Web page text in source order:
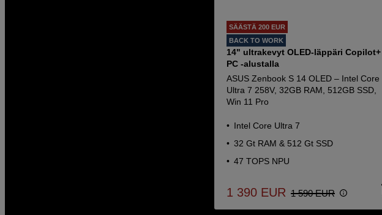
SÄÄSTÄ 200 EUR
BACK TO WORK
14" ultrakevyt OLED-läppäri Copilot+
PC -alustalla
ASUS Zenbook S 14 OLED – Intel Core
Ultra 7 258V, 32GB RAM, 512GB SSD,
Win 11 Pro
Intel Core Ultra 7
32 Gt RAM & 512 Gt SSD
47 TOPS NPU
1 390 EUR 1 590 EUR